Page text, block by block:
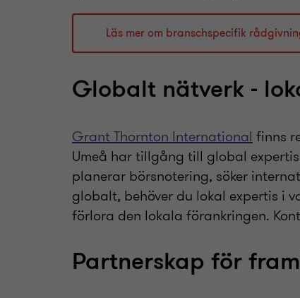
Läs mer om branschspecifik
Globalt nätverk -
Grant Thornton International finns
Umeå har tillgång till global
planerar börsnotering, söker
globalt, behöver du lokal expertis i
förlora den lokala förankringen.
Partnerskap för